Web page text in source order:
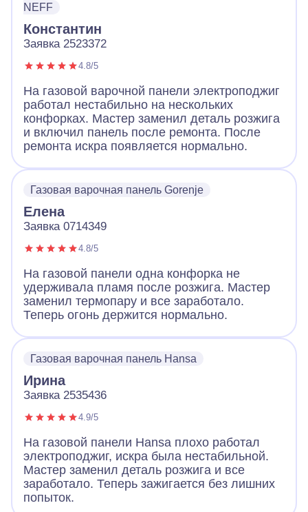
NEFF
Константин
Заявка 2523372
4.8/5
На газовой варочной панели электроподжиг
работал нестабильно на нескольких
конфорках. Мастер заменил деталь розжига
и включил панель после ремонта. После
ремонта искра появляется нормально.
Газовая варочная панель Gorenje
Елена
Заявка 0714349
4.8/5
На газовой панели одна конфорка не
удерживала пламя после розжига. Мастер
заменил термопару и все заработало.
Теперь огонь держится нормально.
Газовая варочная панель Hansa
Ирина
Заявка 2535436
4.9/5
На газовой панели Hansa плохо работал
электроподжиг, искра была нестабильной.
Мастер заменил деталь розжига и все
заработало. Теперь зажигается без лишних
попыток.